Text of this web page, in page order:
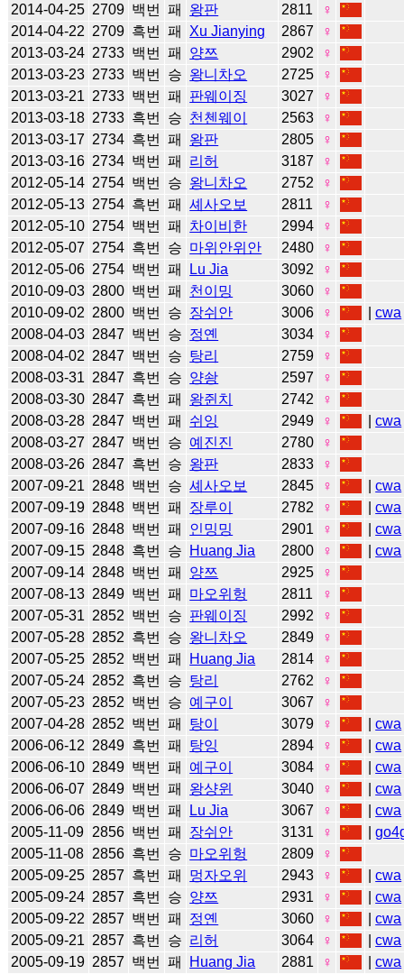
2014-04-25 2709 백번 패 왕판 2811
♀
2014-04-22 2709 흑번 패 Xu Jianying 2867
♀
2013-03-24 2733 백번 패 양쯔 2902
♀
2013-03-23 2733 백번 승 왕니차오 2725
♀
2013-03-21 2733 백번 패 판웨이징 3027
♀
2013-03-18 2733 흑번 승 천첸웨이 2563
♀
2013-03-17 2734 흑번 패 왕판 2805
♀
2013-03-16 2734 백번 패 리허 3187
♀
2012-05-14 2754 백번 승 왕니차오 2752
♀
2012-05-13 2754 흑번 패 셰사오보 2811
♀
2012-05-10 2754 백번 패 차이비한 2994
♀
2012-05-07 2754 흑번 승 마위안위안 2480
♀
2012-05-06 2754 백번 패 Lu Jia 3092
♀
2010-09-03 2800 백번 패 천이밍 3060
♀
2010-09-02 2800 백번 승 장쉬안 3006 ♀ |cwa
2008-04-03 2847 백번 승 정옌 3034
♀
2008-04-02 2847 백번 승 탕리 2759
♀
2008-03-31 2847 흑번 승 양솽 2597
♀
2008-03-30 2847 흑번 패 왕쥔치 2742
♀
2008-03-28 2847 백번 패 쉬잉 2949 ♀ |cwa
2008-03-27 2847 백번 승 예진진 2780
♀
2008-03-26 2847 흑번 승 왕판 2833
♀
2007-09-21 2848 백번 승 셰사오보 2845 ♀ |cwa
2007-09-19 2848 백번 패 장루이 2782 ♀ |cwa
2007-09-16 2848 백번 패 인밍밍 2901 ♀ |cwa
2007-09-15 2848 흑번 승 Huang Jia 2800 ♀ |cwa
2007-09-14 2848 백번 패 양쯔 2925
♀
2007-08-13 2849 백번 패 마오위헝 2811
♀
2007-05-31 2852 백번 승 판웨이징 2992
♀
2007-05-28 2852 흑번 승 왕니차오 2849
♀
2007-05-25 2852 백번 패 Huang Jia 2814
♀
2007-05-24 2852 흑번 승 탕리 2762
♀
2007-05-23 2852 백번 승 예구이 3067
♀
2007-04-28 2852 백번 패 탕이 3079 ♀ |cwa
2006-06-12 2849 흑번 패 탕잉 2894 ♀ |cwa
2006-06-10 2849 백번 패 예구이 3084 ♀ |cwa
2006-06-07 2849 백번 패 왕샹윈 3040 ♀ |cwa
2006-06-06 2849 백번 패 Lu Jia 3067 ♀ |cwa
2005-11-09 2856 백번 패 장쉬안 3131 ♀ |
2005-11-08 2856 흑번 승 마오위헝 2809
♀
2005-09-25 2857 흑번 패 멍자오위 2943 ♀ |cwa
2005-09-24 2857 흑번 승 양쯔 2931 ♀ |cwa
2005-09-22 2857 백번 패 정옌 3060 ♀ |cwa
2005-09-21 2857 흑번 승 리허 3064 ♀ |cwa
2005-09-19 2857 백번 패 Huang Jia 2881 ♀ |cwa